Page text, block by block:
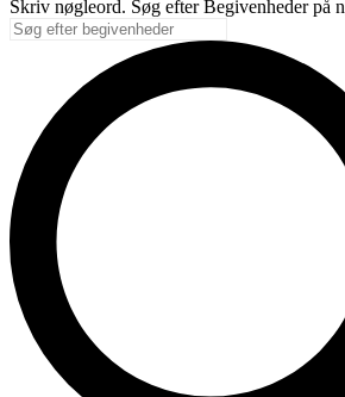
Skriv nøgleord. Søg efter Begivenheder på